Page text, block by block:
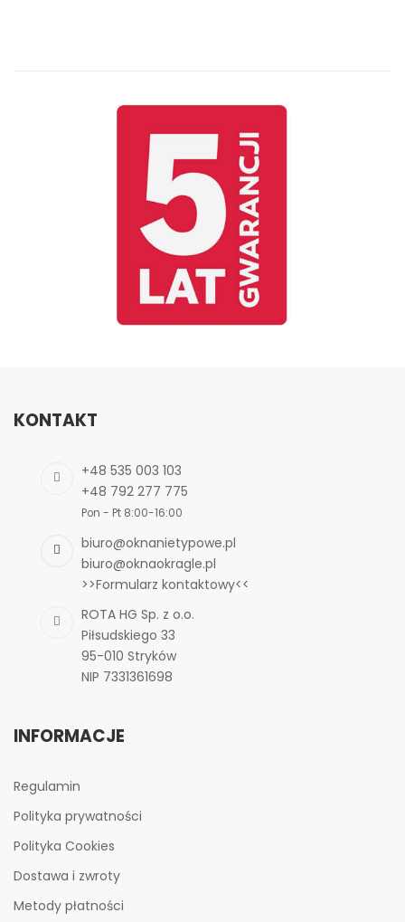
KONTAKT
+48 535 003 103
+48 792 277 775
Pon - Pt 8:00-16:00
biuro@oknanietypowe.pl
biuro@oknaokragle.pl
>>Formularz kontaktowy<<
ROTA HG Sp. z o.o.
Piłsudskiego 33
95-010 Stryków
NIP 7331361698
INFORMACJE
Regulamin
Polityka prywatności
Polityka Cookies
Dostawa i zwroty
Metody płatności